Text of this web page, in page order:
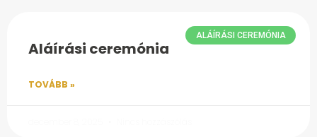
ALÁÍRÁSI CEREMÓNIA
Aláírási ceremónia
TOVÁBB »